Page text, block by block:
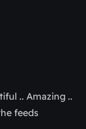
.. Amazing ..
feeds